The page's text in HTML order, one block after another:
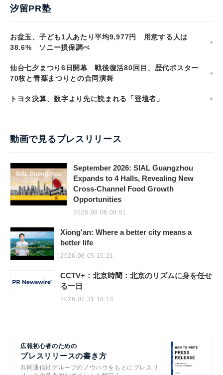
汐留PR塾
お盆玉、子ども1人あたり平均9,977円 用意する人は
38.6% ソニー損保調べ
仙台七夕まつり6日開幕 戦後復活80回目、歴代ポスター
70枚と青葉まつりとの合同演舞
トヨタ決算、数字より先に読まれる「登壇者」
動画で見るプレスリリース
September 2026: SIAL Guangzhou
Expands to 4 Halls, Revealing New
Cross-Channel Food Growth
Opportunities
2026.08.06 09:51
Xiong'an: Where a better city means a
better life
2026.08.05 15:21
CCTV+：北京時間：北京のリズムに身を任せ
る一日
2026.07.31 18:13
広報初心者のための
プレスリリースの書き方
共同通信社グループのノウハウをもとにプレスリ